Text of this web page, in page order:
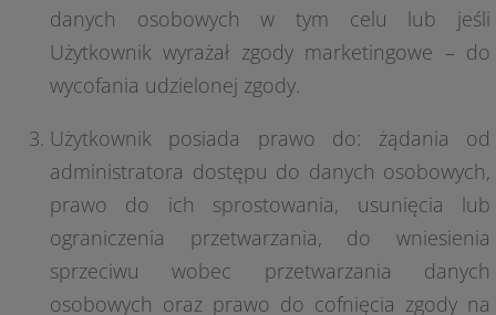
danych osobowych w tym celu lub jeśli
Użytkownik wyrażał zgody marketingowe – do
wycofania udzielonej zgody.
Użytkownik posiada prawo do: żądania od
administratora dostępu do danych osobowych,
prawo do ich sprostowania, usunięcia lub
ograniczenia przetwarzania, do wniesienia
sprzeciwu wobec przetwarzania danych
osobowych oraz prawo do cofnięcia zgody na